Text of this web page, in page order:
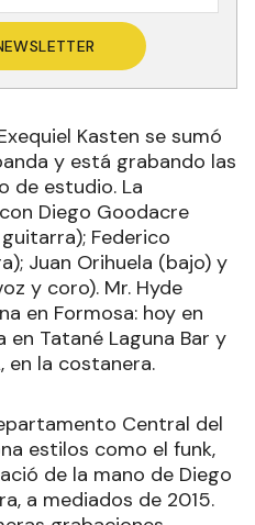
Kasten se sumó
y está grabando las
de estudio. La
Diego Goodacre
Federico
Juan Orihuela (bajo) y
y coro). Mr. Hyde
en Formosa: hoy en
en Tatané Laguna Bar y
en la costanera.
Central del
estilos como el funk,
de la mano de Diego
a mediados de 2015.